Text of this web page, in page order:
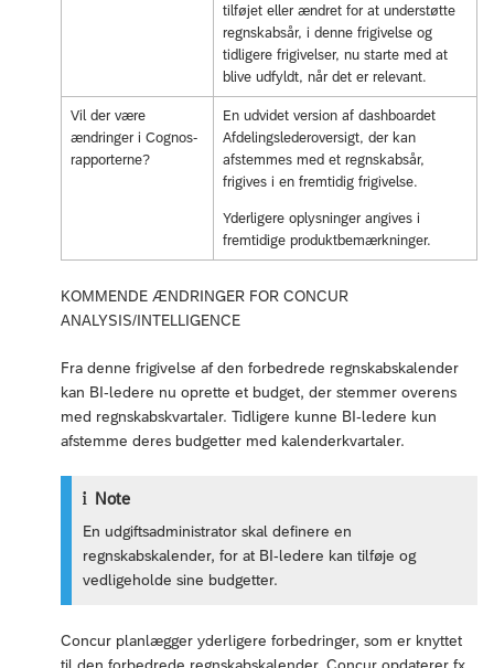
tilføjet eller ændret for at understøtte
regnskabsår, i denne frigivelse og
tidligere frigivelser, nu starte med at
blive udfyldt, når det er relevant.
Vil der være
ændringer i Cognos-
rapporterne?
En udvidet version af dashboardet
Afdelingslederoversigt, der kan
afstemmes med et regnskabsår,
frigives i en fremtidig frigivelse.
Yderligere oplysninger angives i
fremtidige produktbemærkninger.
KOMMENDE ÆNDRINGER FOR CONCUR
ANALYSIS/INTELLIGENCE
Fra denne frigivelse af den forbedrede regnskabskalender
kan BI-ledere nu oprette et budget, der stemmer overens
med regnskabskvartaler. Tidligere kunne BI-ledere kun
afstemme deres budgetter med kalenderkvartaler.
Note
En udgiftsadministrator skal definere en
regnskabskalender, for at BI-ledere kan tilføje og
vedligeholde sine budgetter.
Concur planlægger yderligere forbedringer, som er knyttet